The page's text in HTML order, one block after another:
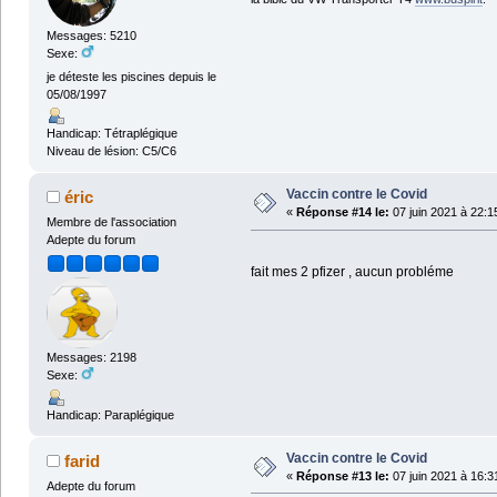
Messages: 5210
Sexe:
je déteste les piscines depuis le
05/08/1997
Handicap: Tétraplégique
Niveau de lésion: C5/C6
éric
Membre de l'association
Adepte du forum
Messages: 2198
Sexe:
Handicap: Paraplégique
Vaccin contre le Covid
« Réponse #14 le: 07 juin 2021 à
fait mes 2 pfizer , aucun probléme
farid
Adepte du forum
Vaccin contre le Covid
« Réponse #13 le: 07 juin 2021 à